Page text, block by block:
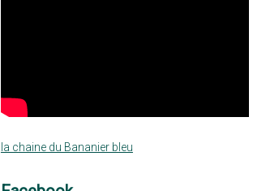
la chaine du Bananier bleu